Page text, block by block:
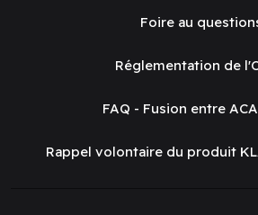
Foire au
Réglementation de
FAQ - Fusion entre
Rappel volontaire du produit